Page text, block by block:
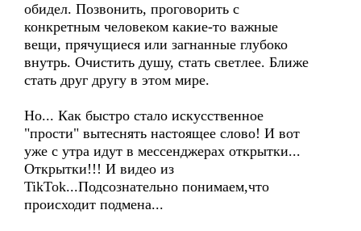
обидел. Позвонить, проговорить с
конкретным человеком какие-то важные
вещи, прячущиеся или загнанные глубоко
внутрь. Очистить душу, стать светлее. Ближе
стать друг другу в этом мире.
Но... Как быстро стало искусственное
"прости" вытеснять настоящее слово! И вот
уже с утра идут в мессенджерах открытки...
Открытки!!! И видео из
TikTok...Подсознательно понимаем,что
происходит подмена...